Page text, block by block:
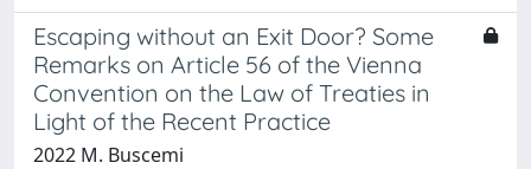
Escaping without an Exit Door? Some
Remarks on Article 56 of the Vienna
Convention on the Law of Treaties in
Light of the Recent Practice
2022 M. Buscemi